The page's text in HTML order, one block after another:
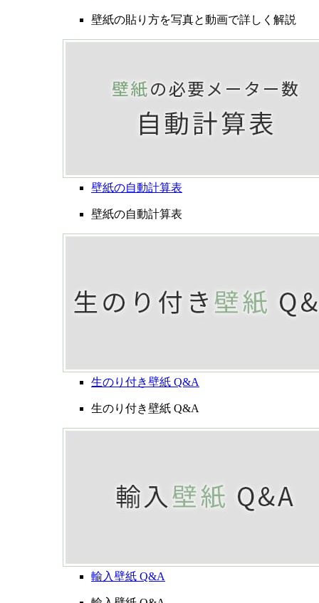
壁紙の貼り方を写真と動画で詳しく解説
壁紙の自動計算表
壁紙の自動計算表
生のり付き壁紙 Q&A
生のり付き壁紙 Q&A
輸入壁紙 Q&A